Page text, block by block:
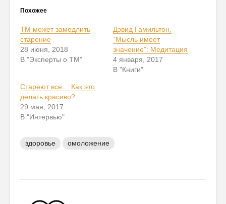
Похожее
ТМ может замедлить
старение
28 июня, 2018
В "Эксперты о ТМ"
Дэвид Гамильтон,
“Мысль имеет
значение”: Медитация
4 января, 2017
В "Книги"
Стареют все… Как это
делать красиво?
29 мая, 2017
В "Интервью"
здоровье омоложение